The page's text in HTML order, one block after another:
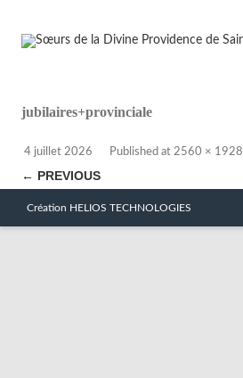
jubilaires+provinciale
Published
4 juillet 2026 at 2560 × 1928
← PREVIOUS
Création HELIOS TECHNOLOGIES